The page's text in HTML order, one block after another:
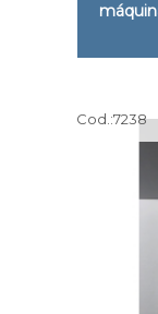
Cod.:7238